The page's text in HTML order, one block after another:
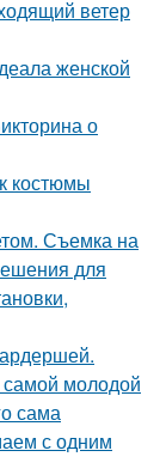
ветер
женской
о
костюмы
Съемка на
для
молодой
сама
с одним